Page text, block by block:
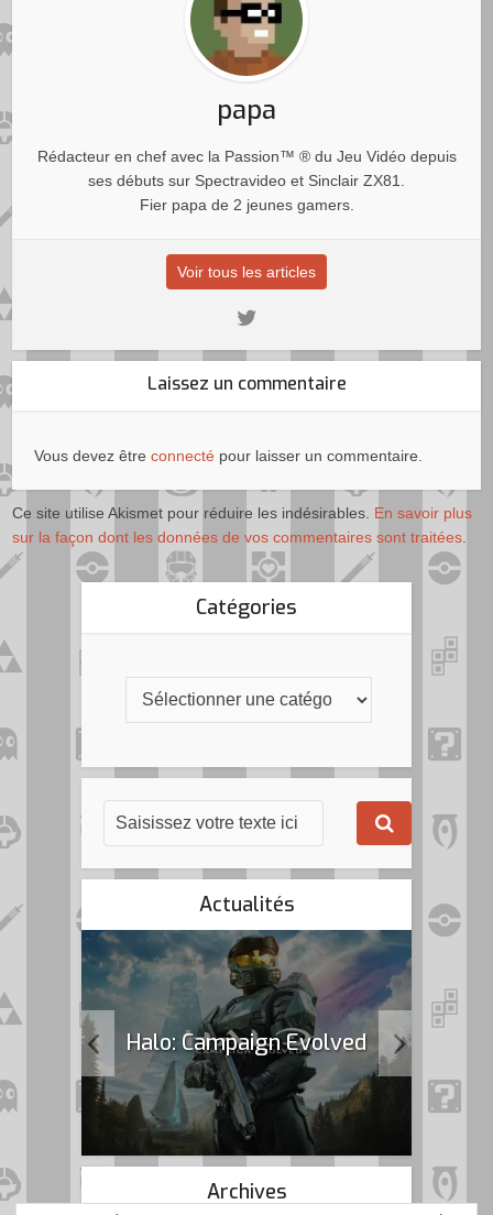
papa
Rédacteur en chef avec la Passion™ ® du Jeu Vidéo depuis
ses débuts sur Spectravideo et Sinclair ZX81.
Fier papa de 2 jeunes gamers.
Voir tous les articles
Laissez un commentaire
Vous devez êtreconnecté pour laisser un commentaire.
Ce site utilise Akismet pour réduire les indésirables. En savoir plus
sur la façon dont les données de vos commentaires sont traitées
Catégories
Actualités
Halo: Campaign Evolved
Archives